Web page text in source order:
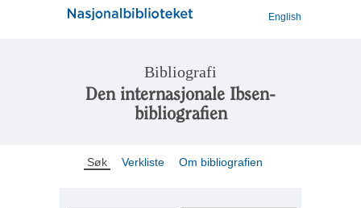
English
Bibliografi
Den internasjonale Ibsen-
bibliografien
Søk Verkliste Om bibliografien